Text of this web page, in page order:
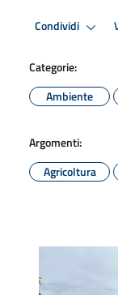
Condividi
Categorie:
Ambiente
Argomenti:
Agricoltura